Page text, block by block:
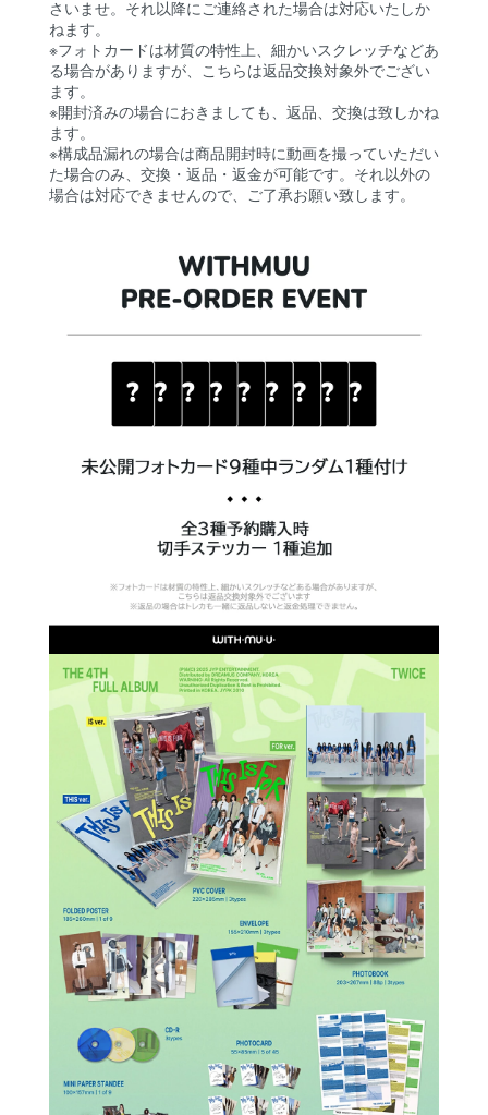
さいませ。それ以降にご連絡された場合は対応いたしか
ねます。
※フォトカードは材質の特性上、細かいスクレッチなどあ
る場合がありますが、こちらは返品交換対象外でござい
ます。
※開封済みの場合におきましても、返品、交換は致しかね
ます。
※構成品漏れの場合は商品開封時に動画を撮っていただい
た場合のみ、交換・返品・返金が可能です。それ以外の
場合は対応できませんので、ご了承お願い致します。